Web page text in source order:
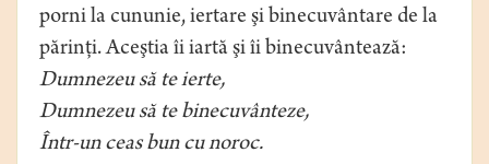
porni la cununie, iertare şi binecuvântare de la
părinţi. Aceştia îi iartă şi îi binecuvântează:
Dumnezeu să te ierte,
Dumnezeu să te binecuvânteze,
Într-un ceas bun cu noroc.